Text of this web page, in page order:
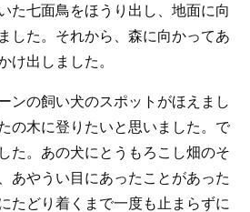
た七面鳥をほうり出し、地面に向
した。それから、森に向かってあ
け出しました。
ンの飼い犬のスポットがほえまし
の木に登りたいと思いました。で
た。あの犬にとうもろこし畑のそ
あやうい目にあったことがあった
たどり着くまで一度も止まらずに